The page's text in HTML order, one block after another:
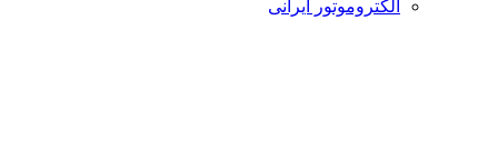
الکتروموتور ایرانی